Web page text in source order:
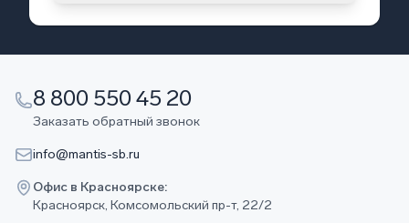
8 800 550 45 20
Заказать обратный звонок
info@mantis-sb.ru
Офис в Красноярске:
Красноярск, Комсомольский пр-т, 22/2